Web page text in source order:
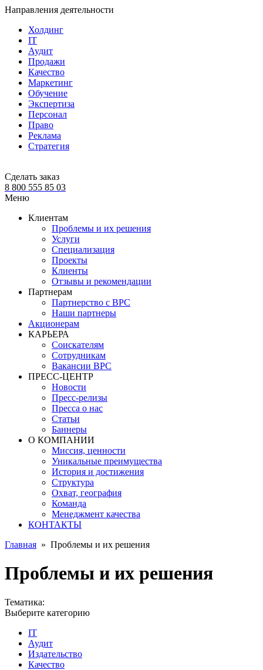
Направления деятельности
Холдинг
IT
Аудит
Продажи
Качество
Маркетинг
Обучение
Экспертиза
Персонал
Право
Реклама
Стратегия
Сделать заказ
8 800 555 85 03
Меню
Клиентам
Проблемы и их решения
Услуги
Специализация
Проекты
Клиенты
Отзывы и рекомендации
Партнерам
Партнерство с BPC
Наши партнеры
Акционерам
КАРЬЕРА
Соискателям
Сотрудникам
Вакансии BPC
ПРЕСС-ЦЕНТР
Новости
Пресс-релизы
Пресса о нас
Статьи
Баннеры
О КОМПАНИИ
Миссия, ценности
Уникальные преимущества
История и достижения
Структура
Охват, география
Команда
Менеджмент качества
КОНТАКТЫ
Главная » Проблемы и их решения
Проблемы и их решения
Тематика:
Выберите категорию
IT
Аудит
Издательство
Качество